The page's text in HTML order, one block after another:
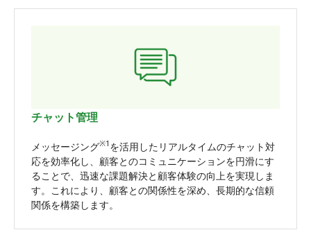
チャット管理
メッセージング※1 を活用したリアルタイムのチャット対
応を効率化し、顧客とのコミュニケーションを円滑にす
ることで、迅速な課題解決と顧客体験の向上を実現しま
す。これにより、顧客との関係性を深め、長期的な信頼
関係を構築します。